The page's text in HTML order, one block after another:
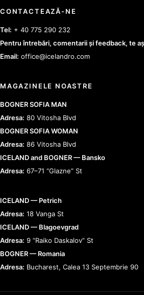
CONTACTEAZĂ-NE
Tel: + 40 775 290 232
Pentru întrebări, comentarii și feedback, te
Email: office@icelandro.com
MAGAZINELE NOASTRE
BOGNER SOFIA MAN
Adresa: 80 Vitosha Blvd
BOGNER SOFIA WOMAN
Adresa: 86 Vitosha Blvd
ICELAND and BOGNER — Bansko
Adresa: 67–71 “Glazne” St
ICELAND — Petrich
Adresa: 18 Vanga St
ICELAND — Blagoevgrad
Adresa: 9 “Raiko Daskalov” St
BOGNER — Romania
Adresa: Bucharest, Calea 13 Septembrie 90